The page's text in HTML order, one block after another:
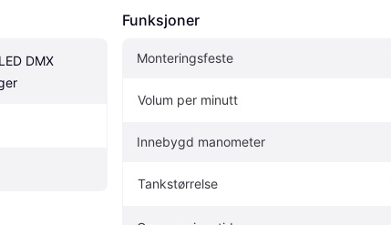
DMX
Funksjoner
Monteringsfeste
Volum per minutt
Innebygd manometer
Tankstørrelse